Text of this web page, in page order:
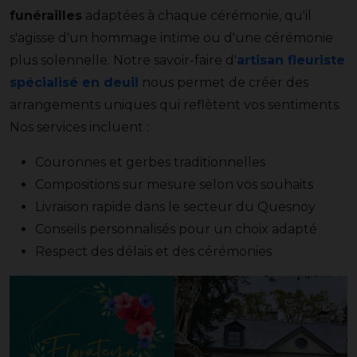
funérailles adaptées à chaque cérémonie, qu'il
s'agisse d'un hommage intime ou d'une cérémonie
plus solennelle. Notre savoir-faire d'artisan fleuriste
spécialisé en deuil nous permet de créer des
arrangements uniques qui reflètent vos sentiments.
Nos services incluent :
Couronnes et gerbes traditionnelles
Compositions sur mesure selon vos souhaits
Livraison rapide dans le secteur du Quesnoy
Conseils personnalisés pour un choix adapté
Respect des délais et des cérémonies